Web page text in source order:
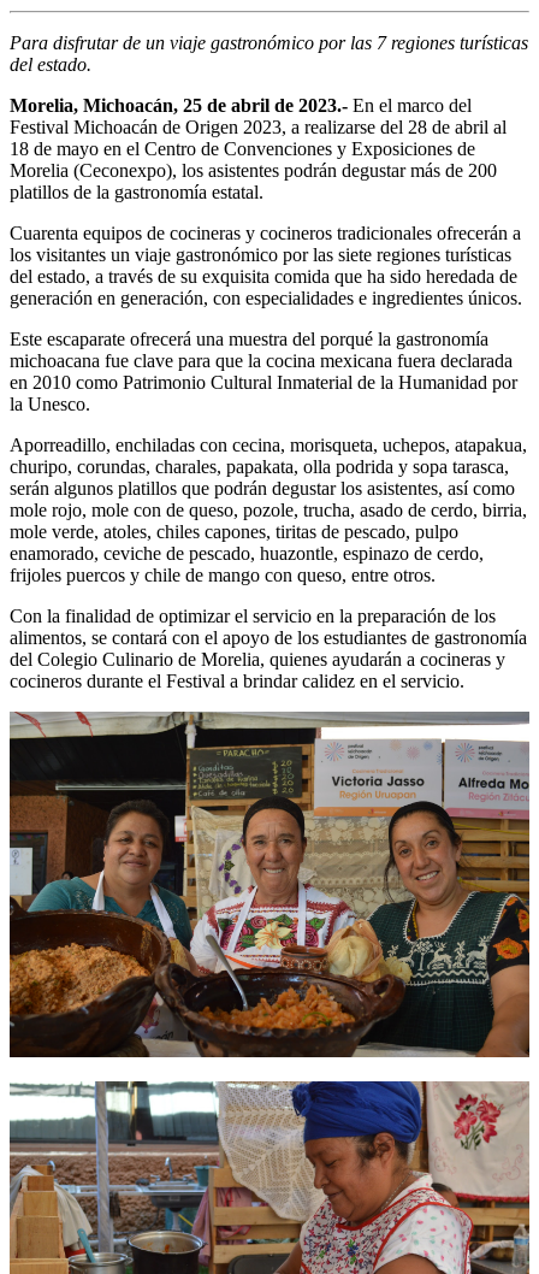
Para disfrutar de un viaje gastronómico por las 7 regiones turísticas
del estado.
Morelia, Michoacán, 25 de abril de 2023.- En el marco del
Festival Michoacán de Origen 2023, a realizarse del 28 de abril al
18 de mayo en el Centro de Convenciones y Exposiciones de
Morelia (Ceconexpo), los asistentes podrán degustar más de 200
platillos de la gastronomía estatal.
Cuarenta equipos de cocineras y cocineros tradicionales ofrecerán a
los visitantes un viaje gastronómico por las siete regiones turísticas
del estado, a través de su exquisita comida que ha sido heredada de
generación en generación, con especialidades e ingredientes únicos.
Este escaparate ofrecerá una muestra del porqué la gastronomía
michoacana fue clave para que la cocina mexicana fuera declarada
en 2010 como Patrimonio Cultural Inmaterial de la Humanidad por
la Unesco.
Aporreadillo, enchiladas con cecina, morisqueta, uchepos, atapakua,
churipo, corundas, charales, papakata, olla podrida y sopa tarasca,
serán algunos platillos que podrán degustar los asistentes, así como
mole rojo, mole con de queso, pozole, trucha, asado de cerdo, birria,
mole verde, atoles, chiles capones, tiritas de pescado, pulpo
enamorado, ceviche de pescado, huazontle, espinazo de cerdo,
frijoles puercos y chile de mango con queso, entre otros.
Con la finalidad de optimizar el servicio en la preparación de los
alimentos, se contará con el apoyo de los estudiantes de gastronomía
del Colegio Culinario de Morelia, quienes ayudarán a cocineras y
cocineros durante el Festival a brindar calidez en el servicio.